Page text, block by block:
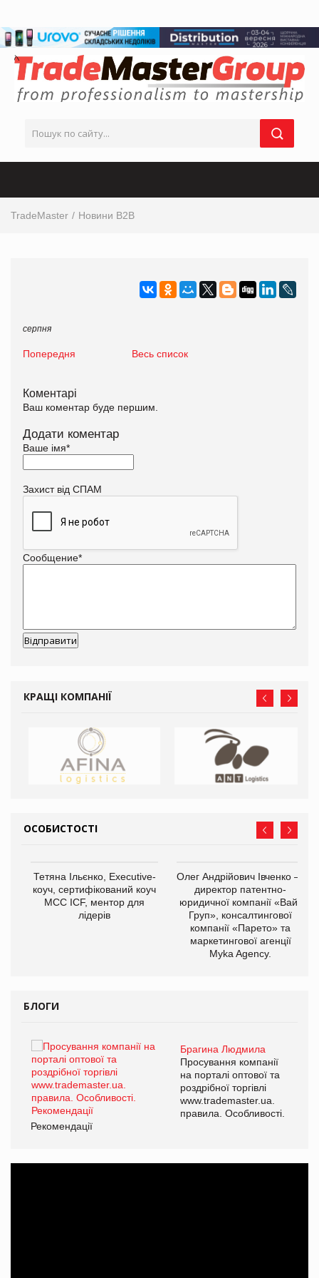
TradeMaster Новини B2B
серпня
Попередня Весь список
Коментарі
Ваш коментар буде першим.
Додати коментар
Ваше імя*
Захист від СПАМ
Сообщение*
КРАЩІ КОМПАНІЇ
ОСОБИСТОСТІ
Тетяна Ільєнко, Executive-
коуч, сертифікований коуч
МСС ICF, ментор для
лідерів
Олег Андрійович Івченко —
директор патентно-
юридичної компанії «Вайз
Груп», консалтингової
компанії «Парето» та
маркетингової агенції
Myka Agency.
БЛОГИ
Брагина Людмила
Просування компанії
на порталі оптової та
роздрібної торгівлі
www.trademaster.ua.
правила. Особливості.
Рекомендації